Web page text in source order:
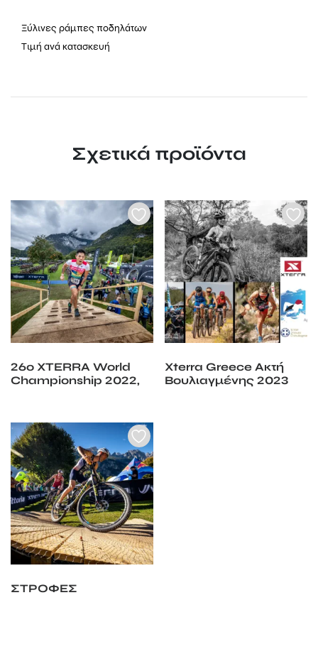
Ξύλινες ράμπες ποδηλάτων
Τιμή ανά κατασκευή
Σχετικά προϊόντα
26ο XTERRA World
Championship 2022,
Xterra Greece Ακτή
Βουλιαγμένης 2023
ΣΤΡΟΦΕΣ